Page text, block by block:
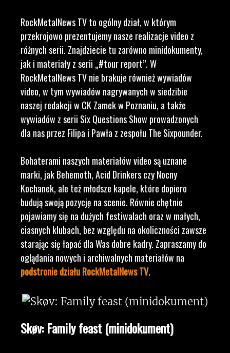
RockMetalNews TV to ogólny dział, w którym
przekrojowo prezentujemy nasze realizacje video z
różnych serii. Znajdziecie tu zarówno minidokumenty,
jak i materiały z serii „#tour report”. W
RockMetalNews TV nie brakuje również wywiadów
video, w tym wywiadów nagrywanych w siedzibie
naszej redakcji w CK Zamek w Poznaniu, a także
wywiadów z serii Six Questions Show prowadzonych
dla nas przez Filipa i Pawła z zespołu The Sixpounder.
Bohaterami naszych materiałów video są uznane
marki, jak Behemoth, Acid Drinkers czy Nocny
Kochanek, ale też młodsze kapele, które dopiero
budują swoją pozycję na scenie. Równie chętnie
pojawiamy się na dużych festiwalach oraz w małych,
ciasnych klubach, bez względu na okoliczności zawsze
starając się łapać dla Was dobre kadry. Zapraszamy do
oglądania nowych i archiwalnych materiałów na
podstronie działu RockMetalNews TV.
Skøv: Family feast (minidokument)